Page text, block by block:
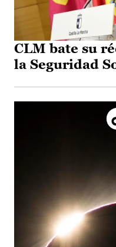
CLM bate su
la Seguridad